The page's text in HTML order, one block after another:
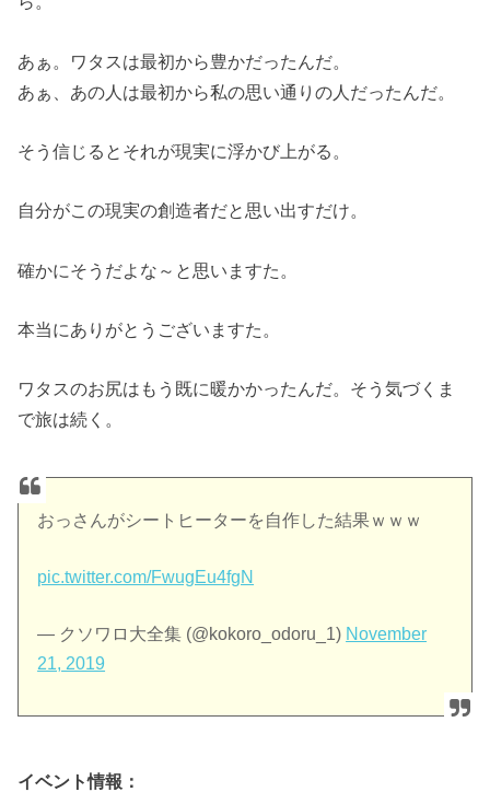
あぁ。ワタスは最初から豊かだったんだ。
あぁ、あの人は最初から私の思い通りの人だったんだ。
そう信じるとそれが現実に浮かび上がる。
自分がこの現実の創造者だと思い出すだけ。
確かにそうだよな～と思いますた。
本当にありがとうございますた。
ワタスのお尻はもう既に暖かかったんだ。そう気づくま
で旅は続く。
おっさんがシートヒーターを自作した結果ｗｗｗ
pic.twitter.com/FwugEu4fgN
— クソワロ大全集 (@kokoro_odoru_1) November
21, 2019
イベント情報：